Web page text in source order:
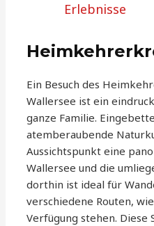
Erlebnisse
Ein Besuch des
Wallersee ist ein
ganze Familie.
atemberaubende
Aussichtspunkt eine
Wallersee und die
dorthin ist ideal für
verschiedene Routen,
Verfügung stehen. Diese